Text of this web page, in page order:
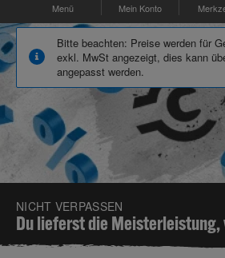
Menü Mein Konto
Bitte beachten: Preise werden für
exkl. MwSt angezeigt, dies kann
angepasst werden.
NICHT VERPASSEN
Du lieferst die Meisterleistung,